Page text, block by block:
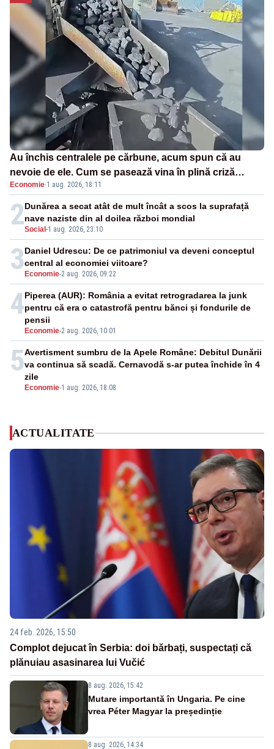
Au închis centralele pe cărbune, acum spun că au
nevoie de ele. Cum se pasează vina în plină criză
energetică
Economie·1 aug. 2026, 18:11
2Social -1 aug. 2026, 23:10
Dunărea a secat atât de mult încât a scos la suprafață
nave naziste din al doilea război mondial
3 Economie-2 aug. 2026, 09:22
Daniel Udrescu: De ce patrimoniul va deveni conceptul
central al economiei viitoare?
4
Economie-2 aug. 2026, 10:01
Piperea (AUR): România a evitat retrogradarea la junk
pentru că era o catastrofă pentru bănci și fondurile de
pensii
5
Economie-1 aug. 2026, 18:08
Avertisment sumbru de la Apele Române: Debitul Dunării
va continua să scadă. Cernavodă s-ar putea închide în 4
zile
ACTUALITATE
24 feb. 2026, 15:50
Complot dejucat în Serbia: doi bărbați, suspectați că
plănuiau asasinarea lui Vučić
8 aug. 2026, 15:42
Mutare importantă în Ungaria. Pe cine
vrea Péter Magyar la președinție
8 aug. 2026, 14:34